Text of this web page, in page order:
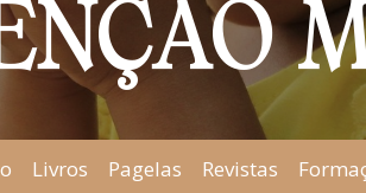
Livros Pagelas Revistas